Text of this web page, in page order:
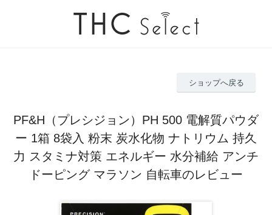
ショップへ戻る
PF&H（プレシジョン）PH 500 電解質パウダ
ー 1箱 8袋入 粉末 炭水化物 ナトリウム 持久
力 スタミナ対策 エネルギー 水分補給 アンチ
ドーピング マラソン 自転車のレビュー